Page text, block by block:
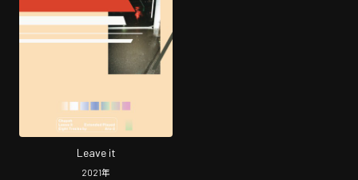
Leave it
2021年